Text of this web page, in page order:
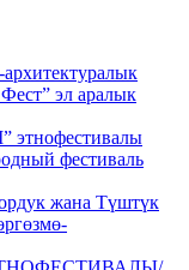
эл аралык
фестиваль
жана Түштүк